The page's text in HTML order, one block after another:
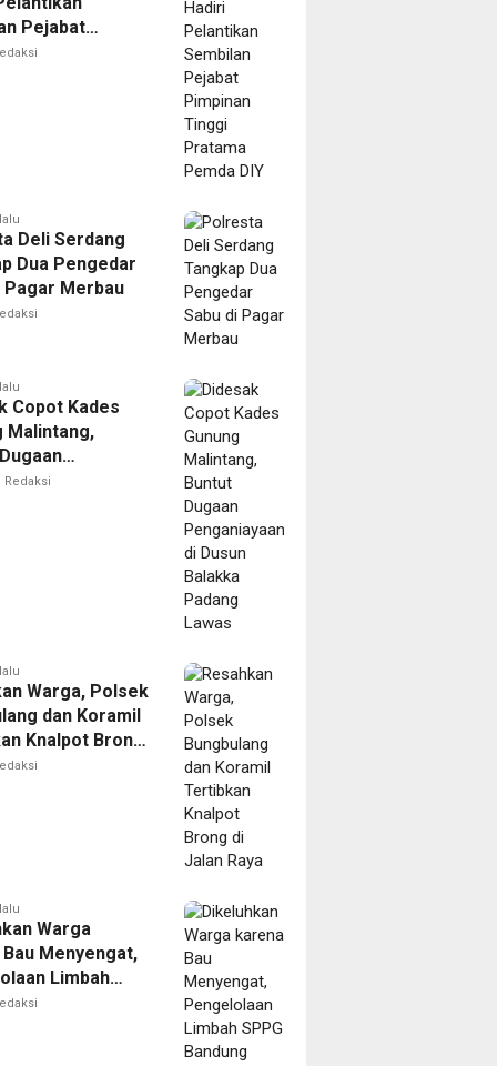
Pejabat
Tinggi Pratama
Deli Serdang
Dua Pengedar
Pagar Merbau
Copot Kades
Malintang,
di Dusun
Redaksi
Warga, Polsek
dan Koramil
Knalpot Brong
Warga
Menyengat,
Limbah